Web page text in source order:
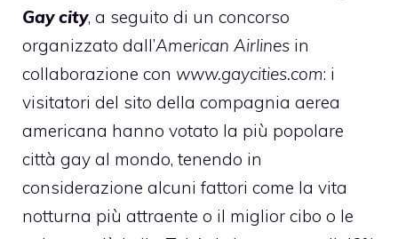
Gay city, a seguito di un concorso
organizzato dall’American Airlines in
collaborazione con www.gaycities.com: i
visitatori del sito della compagnia aerea
americana hanno votato la più popolare
città gay al mondo, tenendo in
considerazione alcuni fattori come la vita
notturna più attraente o il miglior cibo o le